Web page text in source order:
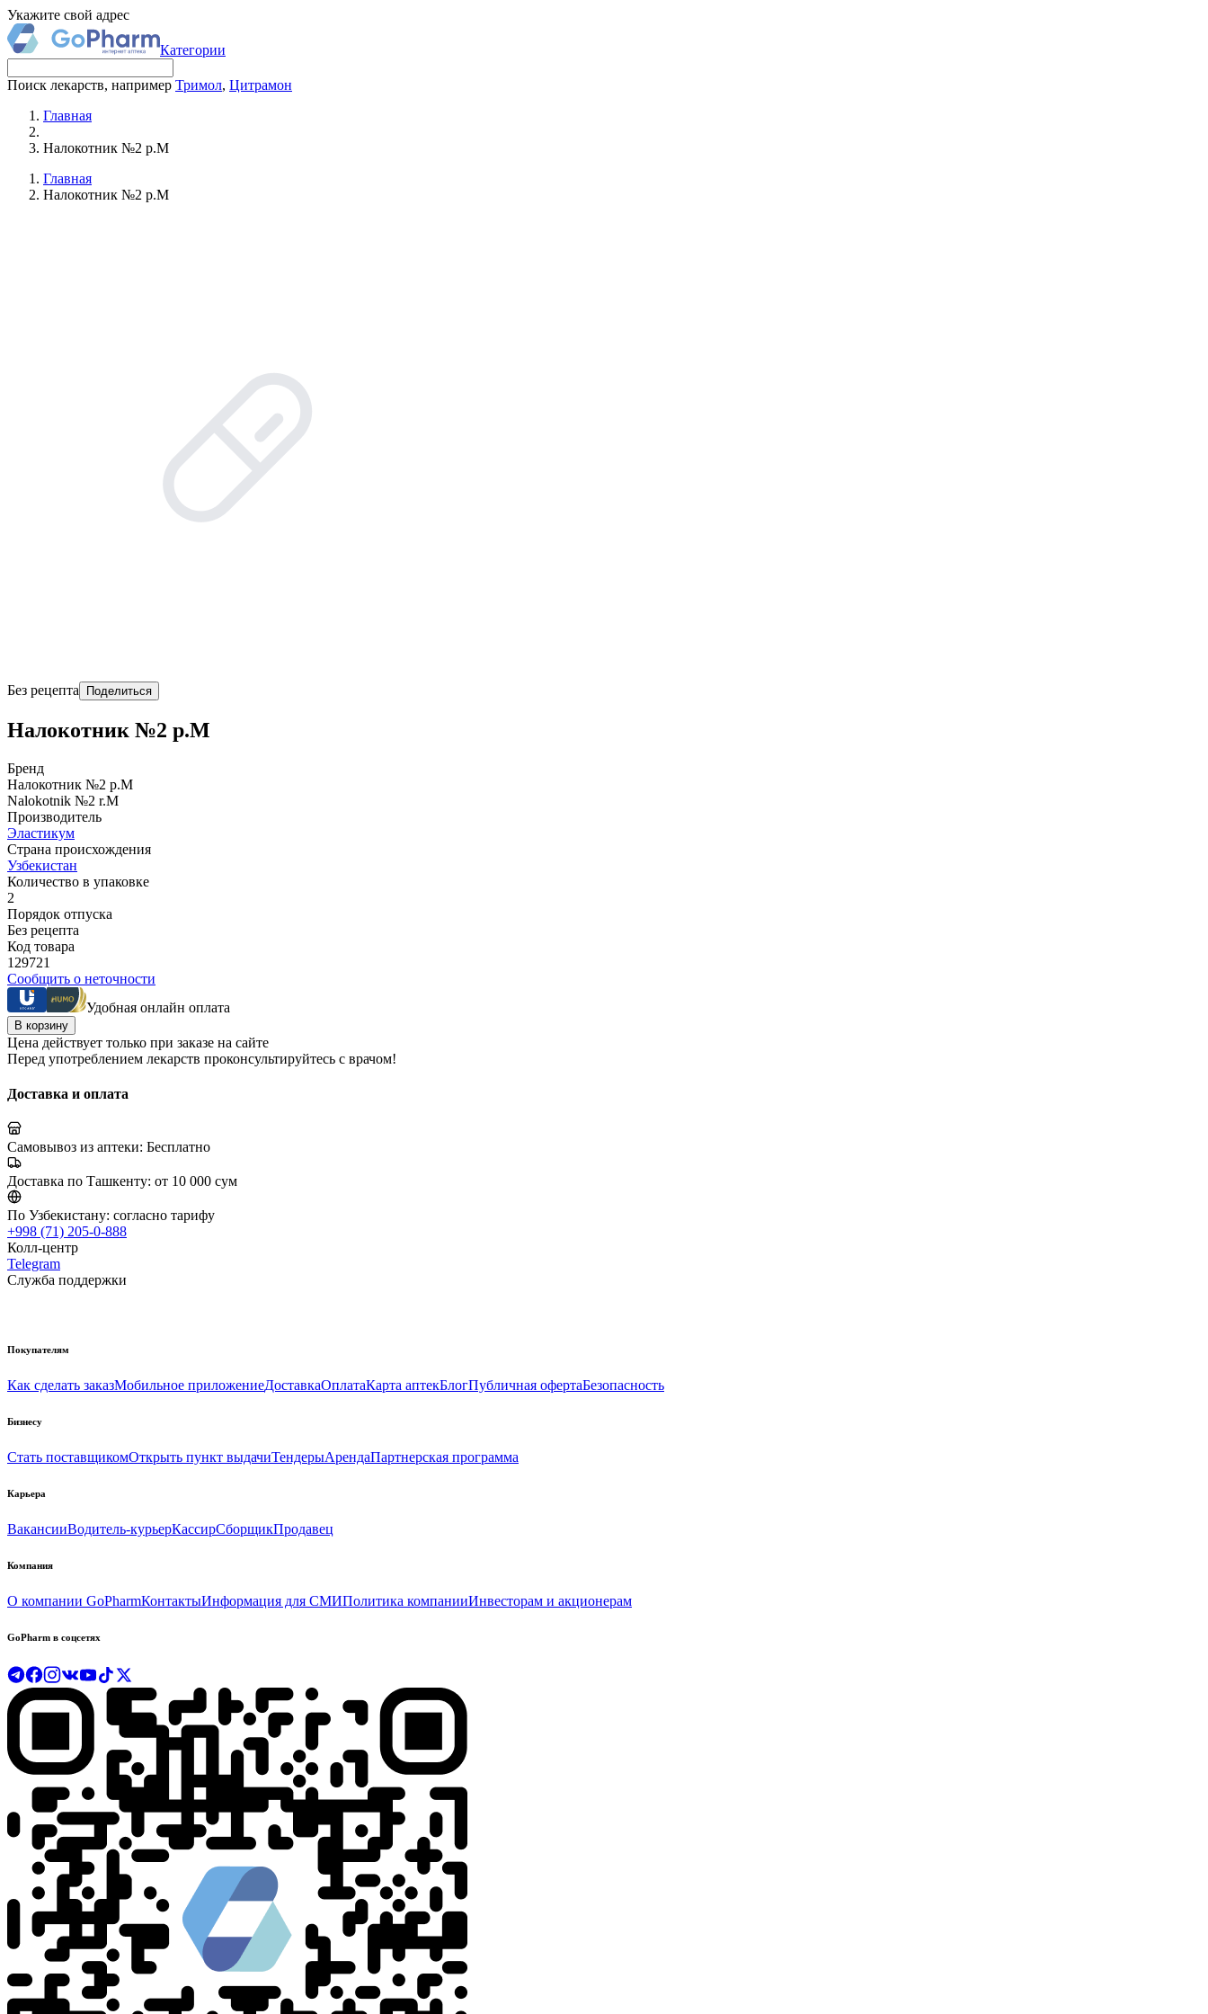
Укажите свой адрес
Категории
Поиск лекарств, например Тримол, Цитрамон
Главная
Налокотник №2 р.M
Главная
Налокотник №2 р.M
Без рецепта Поделиться
Налокотник №2 р.M
Бренд
Налокотник №2 р.M
Nalokotnik №2 r.M
Производитель
Эластикум
Страна происхождения
Узбекистан
Количество в упаковке
2
Порядок отпуска
Без рецепта
Код товара
129721
Сообщить о неточности
Удобная онлайн оплата
В корзину
Цена действует только при заказе на сайте
Перед употреблением лекарств проконсультируйтесь с врачом!
Доставка и оплата
Самовывоз из аптеки: Бесплатно
Доставка по Ташкенту: от 10 000 сум
По Узбекистану: согласно тарифу
+998 (71) 205-0-888
Колл-центр
Telegram
Служба поддержки
Покупателям
Как сделать заказМобильное приложениеДоставкаОплатаКарта аптекБлогПубличная офертаБезопасность
Бизнесу
Стать поставщикомОткрыть пункт выдачиТендерыАрендаПартнерская программа
Карьера
ВакансииВодитель-курьерКассирСборщикПродавец
Компания
О компании GoPharmКонтактыИнформация для СМИПолитика компанииИнвесторам и акционерам
GoPharm в соцсетях